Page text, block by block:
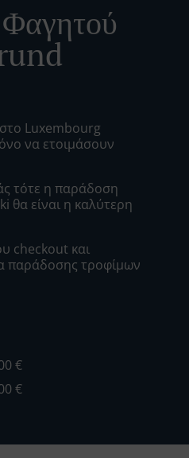
Luxembourg
να ετοιμάσουν
τότε η παράδοση
θα είναι η καλύτερη
checkout και
παράδοσης τροφίμων
€
€